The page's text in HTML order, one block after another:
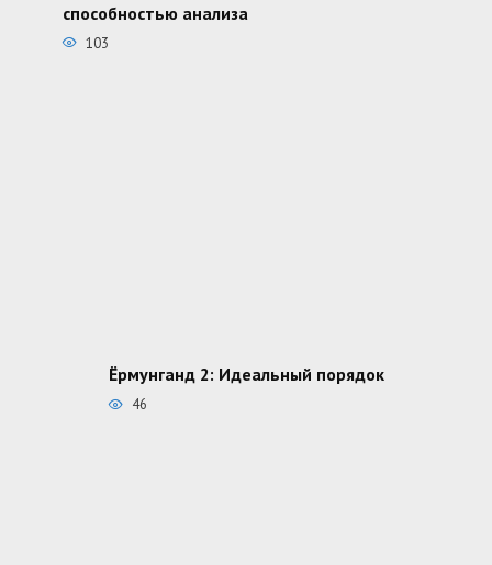
способностью анализа
103
Ёрмунганд 2: Идеальный порядок
46